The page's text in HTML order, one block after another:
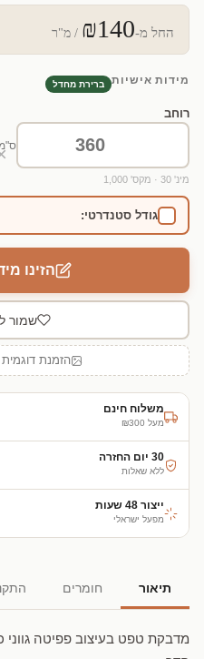
החל מ-₪140 / מ"ר
מידות אישיות ברירת מחדל
רוחב
מינ' 30 · מקס' 1,000
גודל סטנדרטי:
הזינו
שמור
הזמנת דוגמית
משלוח חינם
מעל ₪300
30 יום החזרה
ללא שאלות
ייצור 48 שעות
מפעל ישראלי
תיאור חומרים
מדבקת טפט בעיצוב פפיטה